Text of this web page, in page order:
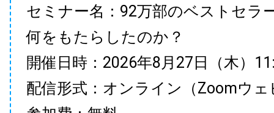
セミナー名：92万部のベストセラ
何をもたらしたのか？
開催日時：2026年8月27日（木）
配信形式：オンライン（Zoomウェ